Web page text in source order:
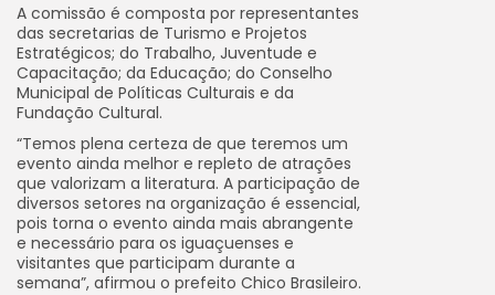
A comissão é composta por representantes
das secretarias de Turismo e Projetos
Estratégicos; do Trabalho, Juventude e
Capacitação; da Educação; do Conselho
Municipal de Políticas Culturais e da
Fundação Cultural.
“Temos plena certeza de que teremos um
evento ainda melhor e repleto de atrações
que valorizam a literatura. A participação de
diversos setores na organização é essencial,
pois torna o evento ainda mais abrangente
e necessário para os iguaçuenses e
visitantes que participam durante a
semana”, afirmou o prefeito Chico Brasileiro.